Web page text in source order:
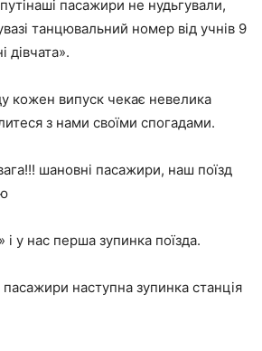
пасажири не нудьгували,
танцювальний номер від учнів 9
дівчата».
кожен випуск чекає невелика
з нами своїми спогадами.
шановні пасажири, наш поїзд
і у нас перша зупинка поїзда.
наступна зупинка станція